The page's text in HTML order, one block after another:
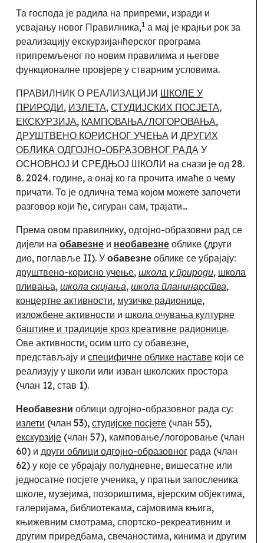
Та господа је радила на припреми, изради и
усвајању новог Правилника,1 а мај је крајњи рок за
реализацију екскурзијанћерског програма
припремљеног по новим правилима и његове
функционалне провјере у стварним условима.
ПРАВИЛНИК О РЕАЛИЗАЦИЈИ ШКОЛЕ У
ПРИРОДИ, ИЗЛЕТА, СТУДИЈСКИХ ПОСЈЕТА,
ЕКСКУРЗИЈА, КАМПОВАЊА/ЛОГОРОВАЊА,
ДРУШТВЕНО КОРИСНОГ УЧЕЊА И ДРУГИХ
ОБЛИКА ОДГОЈНО-ОБРАЗОВНОГ РАДА У
ОСНОВНОЈ И СРЕДЊОЈ ШКОЛИ на снази је од 28.
8. 2024. године, а онај ко га прочита имаће о чему
причати. То је одлична тема којом можете започети
разговор који ће, сигуран сам, трајати...
Према овом правилнику, одгојно-образовни рад се
дијели на обавезне и необавезне облике (други
дио, поглавље II). У обавезне облике се убрајају:
друштвено-корисно учење, школа у природи, школа
пливања, школа скијања, школа планинарства,
концертне активности, музичке радионице,
изложбене активности и школа очувања културне
баштине и традиције кроз креативне радионице.
Ове активности, осим што су обавезне,
представљају и специфичне облике наставе који се
реализују у школи или изван школских простора
(члан 12, став 1).
Необавезни облици одгојно-образовног рада су:
излети (члан 53), студијске посјете (члан 55),
екскурзије (члан 57), камповање/логоровање (члан
60) и други облици одгојно-образовног рада (члан
62) у које се убрајају полудневне, вишесатне или
једносатне посјете ученика, у пратњи запосленика
школе, музејима, позориштима, вјерским објектима,
галеријама, библиотекама, сајмовима књига,
књижевним смотрама, спортско-рекреативним и
другим приредбама, свечаностима, кинима и другим